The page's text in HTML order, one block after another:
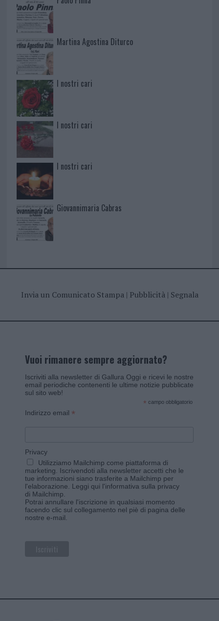
Martina Agostina Diturco
I nostri cari
I nostri cari
I nostri cari
Giovannimaria Cabras
Invia un Comunicato Stampa| Pubblicità| Segnala
Vuoi rimanere sempre aggiornato?
Iscriviti alla newsletter di Gallura Oggi e ricevi le nostre
email periodiche contenenti le ultime notizie pubblicate
sul sito web!
* campo obbligatorio
Indirizzo email *
Privacy
Utilizziamo Mailchimp come piattaforma di
marketing. Iscrivendoti alla newsletter accetti che le
tue informazioni siano trasferite a Mailchimp per
l'elaborazione. Leggi qui l'informativa sulla privacy
di Mailchimp
Potrai annullare l'iscrizione in qualsiasi momento
facendo clic sul collegamento nel piè di pagina delle
nostre e-mail.